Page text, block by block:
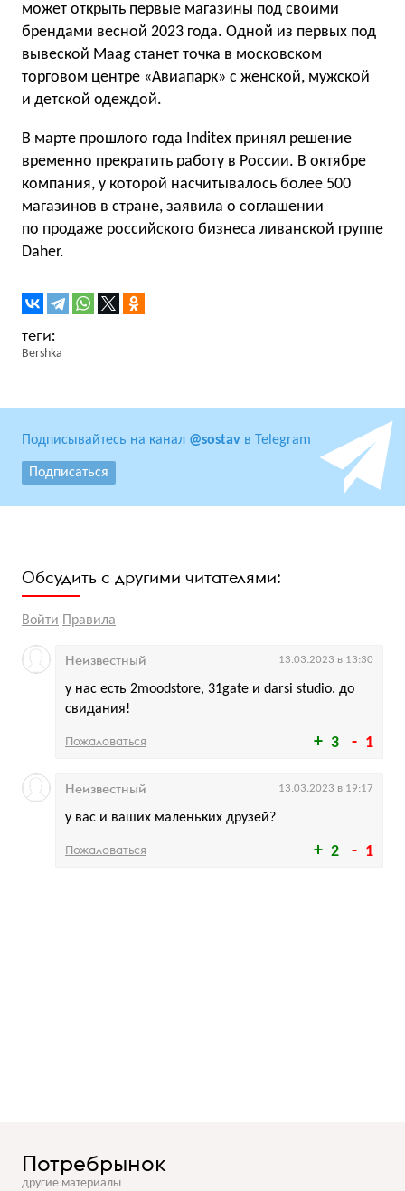
может открыть первые магазины под своими
брендами весной 2023 года. Одной из первых под
вывеской Maag станет точка в московском
торговом центре «Авиапарк» с женской, мужской
и детской одеждой.
В марте прошлого года Inditex принял решение
временно прекратить работу в России. В октябре
компания, у которой насчитывалось более 500
магазинов в стране, заявила о соглашении
по продаже российского бизнеса ливанской группе
Daher.
Bershka
Подписывайтесь на канал @sostav в Telegram
Подписаться
Обсудить с другими читателями:
Войти Правила
3 1
у нас есть 2moodstore, 31gate и darsi studio. до
свидания!
Неизвестный 13.03.2023 в 13:30
Пожаловаться
2 1
у вас и ваших маленьких друзей?
Неизвестный 13.03.2023 в 19:17
Пожаловаться
Потребрынок
другие материалы